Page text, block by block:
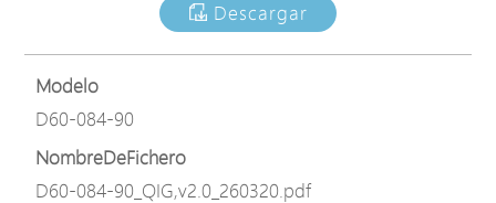
Descargar
Modelo
D60-084-90
NombreDeFichero
D60-084-90_QIG,v2.0_260320.pdf